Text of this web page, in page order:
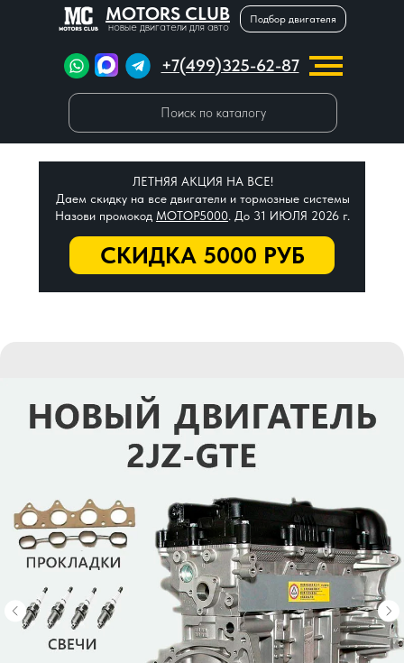
MOTORS CLUB
новые двигатели для авто
Подбор двигателя
+7(499)325-62-87
Поиск по каталогу
СКИДКА 5000 РУБ
ЛЕТНЯЯ АКЦИЯ НА ВСЕ!
Даем скидку на все двигатели и тормозные системы
Назови промокод МОТОР5000. До 31 ИЮЛЯ 2026 г.